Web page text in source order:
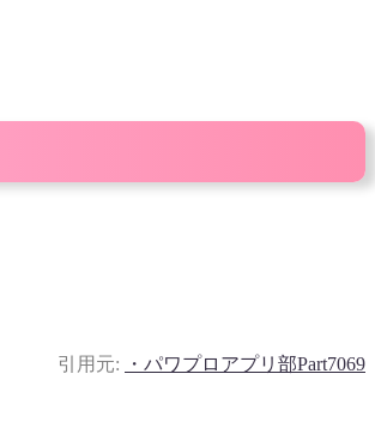
引用元: ・パワプロアプリ部Part7069